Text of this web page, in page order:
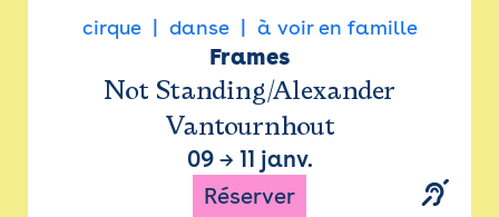
cirque danse à voir en famille
Frames
Not Standing/Alexander
Vantournhout
09→ 11 janv.
Réserver